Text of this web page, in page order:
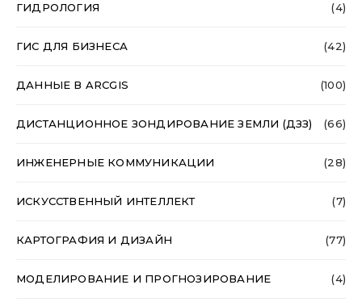
ГИДРОЛОГИЯ (4)
ГИС ДЛЯ БИЗНЕСА (42)
ДАННЫЕ В ARCGIS (100)
ДИСТАНЦИОННОЕ ЗОНДИРОВАНИЕ ЗЕМЛИ (ДЗЗ) (66)
ИНЖЕНЕРНЫЕ КОММУНИКАЦИИ (28)
ИСКУССТВЕННЫЙ ИНТЕЛЛЕКТ (7)
КАРТОГРАФИЯ И ДИЗАЙН (77)
МОДЕЛИРОВАНИЕ И ПРОГНОЗИРОВАНИЕ (4)